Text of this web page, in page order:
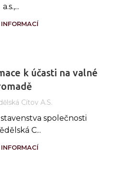
a.s.,...
k účasti na valné
Cítov A.s.
společnosti
C...